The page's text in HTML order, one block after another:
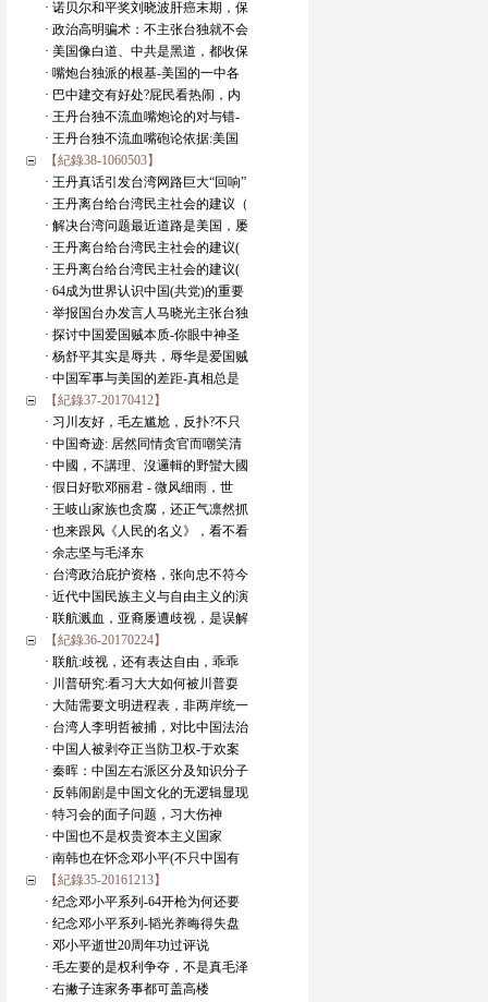
· 诺贝尔和平奖刘晓波肝癌末期，保
· 政治高明骗术：不主张台独就不会
· 美国像白道、中共是黑道，都收保
· 嘴炮台独派的根基-美国的一中各
· 巴中建交有好处?屁民看热闹，内
· 王丹台独不流血嘴炮论的对与错-
· 王丹台独不流血嘴砲论依据:美国
【紀錄38-1060503】
· 王丹真话引发台湾网路巨大“回响”
· 王丹离台给台湾民主社会的建议（
· 解决台湾问题最近道路是美国，屡
· 王丹离台给台湾民主社会的建议(
· 王丹离台给台湾民主社会的建议(
· 64成为世界认识中国(共党)的重要
· 举报国台办发言人马晓光主张台独
· 探讨中国爱国贼本质-你眼中神圣
· 杨舒平其实是辱共，辱华是爱国贼
· 中国军事与美国的差距-真相总是
【紀錄37-20170412】
· 习川友好，毛左尴尬，反扑?不只
· 中国奇迹: 居然同情贪官而嘲笑清
· 中國，不講理、沒邏輯的野蠻大國
· 假日好歌邓丽君 - 微风细雨，世
· 王岐山家族也贪腐，还正气凛然抓
· 也来跟风《人民的名义》，看不看
· 余志坚与毛泽东
· 台湾政治庇护资格，张向忠不符今
· 近代中国民族主义与自由主义的演
· 联航溅血，亚裔屡遭歧视，是误解
【紀錄36-20170224】
· 联航:歧视，还有表达自由，乖乖
· 川普研究:看习大大如何被川普耍
· 大陆需要文明进程表，非两岸统一
· 台湾人李明哲被捕，对比中国法治
· 中国人被剥夺正当防卫权-于欢案
· 秦晖：中国左右派区分及知识分子
· 反韩闹剧是中国文化的无逻辑显现
· 特习会的面子问题，习大伤神
· 中国也不是权贵资本主义国家
· 南韩也在怀念邓小平(不只中国有
【紀錄35-20161213】
· 纪念邓小平系列-64开枪为何还要
· 纪念邓小平系列-韬光养晦得失盘
· 邓小平逝世20周年功过评说
· 毛左要的是权利争夺，不是真毛泽
· 右撇子连家务事都可盖高楼